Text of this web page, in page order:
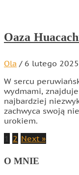
Oaza
Ola / 6 lutego 2025
W sercu
wydmami,
najbardziej
zachwyca swoją
urokiem.
Stronicowanie
wpisów
1 2 Next »
O MNIE